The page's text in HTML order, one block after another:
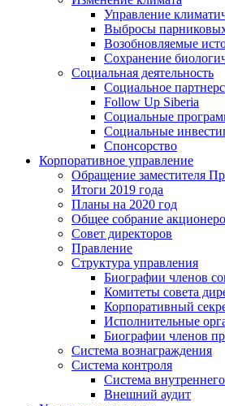
Управление
Выбросы парниковых
Возобновляемые
Сохранение
Социальная деятельность
Социальное
Follow Up Siberia
Социальные
Социальные
Спонсорство
Корпоративное управление
Обращение заместителя
Итоги 2019 года
Планы на 2020 год
Общее собрание
Совет директоров
Правление
Структура управления
Биографии членов
Комитеты совета
Корпоративный
Исполнительные
Биографии членов
Система вознаграждения
Система контроля
Система
Внешний аудит